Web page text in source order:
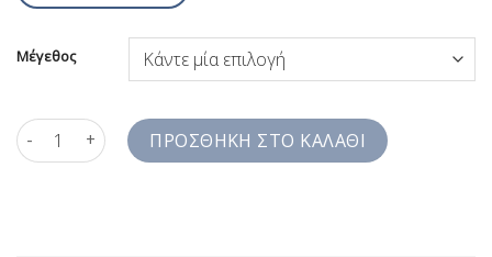
Μέγεθος
Ανδρικά Πουκάμισα Μπλέ Ραφ Ζακάρ με Σχέδιο στην Ύφανση
ΠΡΟΣΘΉΚΗ ΣΤΟ ΚΑΛΆΘΙ